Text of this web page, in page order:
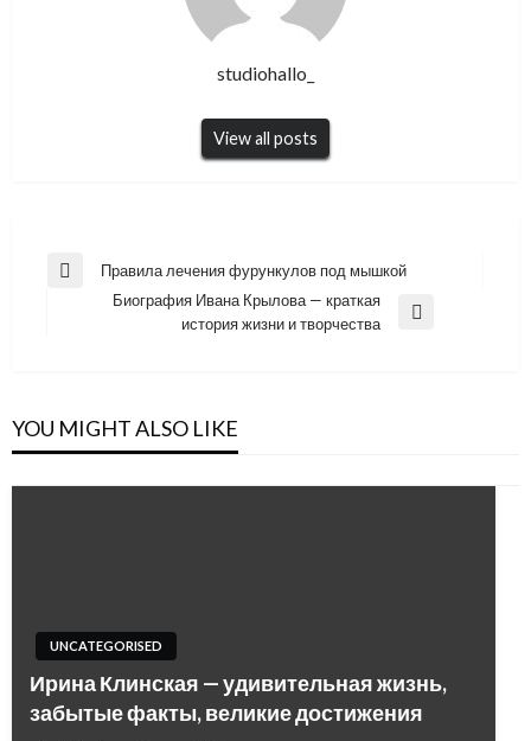
studiohallo_
View all posts
Навигация
Previous
Правила лечения фурункулов под мышкой
Биография Ивана Крылова — краткая
история жизни и творчества
YOU MIGHT ALSO LIKE
UNCATEGORISED
Ирина Клинская — удивительная жизнь,
забытые факты, великие достижения